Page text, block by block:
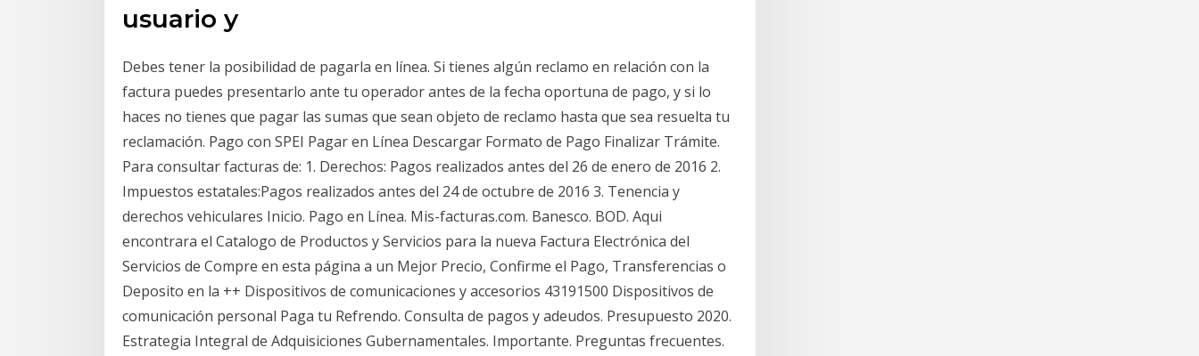
usuario y
Debes tener la posibilidad de pagarla en línea. Si tienes algún reclamo en relación con la
factura puedes presentarlo ante tu operador antes de la fecha oportuna de pago, y si lo
haces no tienes que pagar las sumas que sean objeto de reclamo hasta que sea resuelta tu
reclamación. Pago con SPEI Pagar en Línea Descargar Formato de Pago Finalizar Trámite.
Para consultar facturas de: 1. Derechos: Pagos realizados antes del 26 de enero de 2016 2.
Impuestos estatales:Pagos realizados antes del 24 de octubre de 2016 3. Tenencia y
derechos vehiculares Inicio. Pago en Línea. Mis-facturas.com. Banesco. BOD. Aqui
encontrara el Catalogo de Productos y Servicios para la nueva Factura Electrónica del
Servicios de Compre en esta página a un Mejor Precio, Confirme el Pago, Transferencias o
Deposito en la ++ Dispositivos de comunicaciones y accesorios 43191500 Dispositivos de
comunicación personal Paga tu Refrendo. Consulta de pagos y adeudos. Presupuesto 2020.
Estrategia Integral de Adquisiciones Gubernamentales. Importante. Preguntas frecuentes.